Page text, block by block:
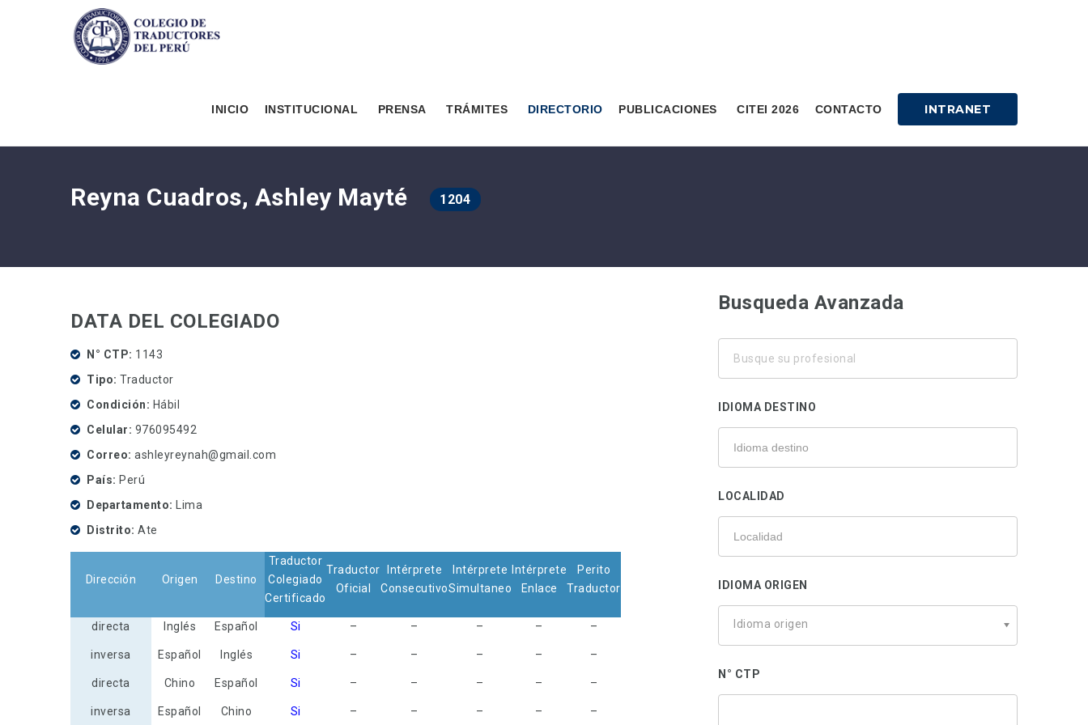
INICIO INSTITUCIONAL PRENSA TRÁMITES DIRECTORIO PUBLICACIONES CITEI 2026 CONTACTO INTRANET
Reyna Cuadros, Ashley Mayté 1204
DATA DEL COLEGIADO
N° CTP
1143
Tipo Traductor
Condición
Hábil
Celular
976095492
Correo ashleyreynah@gmail.com
País Perú
Departamento Lima
Distrito Ate
Dirección Origen Destino
Traductor
Colegiado
Certificado
Traductor
Oficial
Intérprete
Consecutivo
Intérprete
Simultaneo
Intérprete
Enlace
Perito
Traductor
directa Inglés Español Si – – – – –
inversa Español Inglés Si – – – – –
directa Chino Español Si – – – – –
inversa Español Chino Si – – – – –
Busqueda Avanzada
IDIOMA DESTINO
LOCALIDAD
IDIOMA ORIGEN
Idioma origen
N° CTP